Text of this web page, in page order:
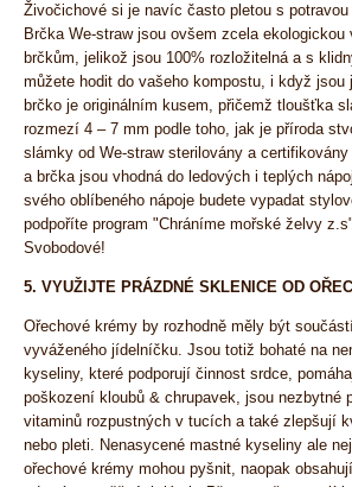
Živočichové si je navíc často pletou s
Brčka We-straw jsou ovšem zcela ekologickou
brčkům, jelikož jsou 100% rozložitelná a s
můžete hodit do vašeho kompostu, i když jsou
brčko je originálním kusem, přičemž tloušťka
rozmezí 4 – 7 mm podle toho, jak je příroda
slámky od We-straw sterilovány a
a brčka jsou vhodná do ledových i teplých
svého oblíbeného nápoje budete vypadat
podpoříte program "Chráníme mořské želvy
Svobodové!
5. VYUŽIJTE PRÁZDNÉ SKLENICE OD
Ořechové krémy by rozhodně měly být
vyváženého jídelníčku. Jsou totiž bohaté na
kyseliny, které podporují činnost srdce,
poškození kloubů & chrupavek, jsou nezbytné
vitaminů rozpustných v tucích a také zlepšují
nebo pleti. Nenasycené mastné kyseliny ale
ořechové krémy mohou pyšnit, naopak